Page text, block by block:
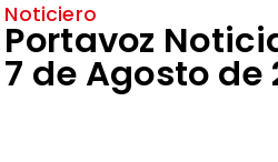
Noticiero
Portavoz
7 de Agosto de